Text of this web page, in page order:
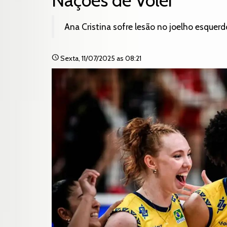
Ana Cristina sofre lesão no joelho
scheduleSexta, 11/07/2025 as 08:21